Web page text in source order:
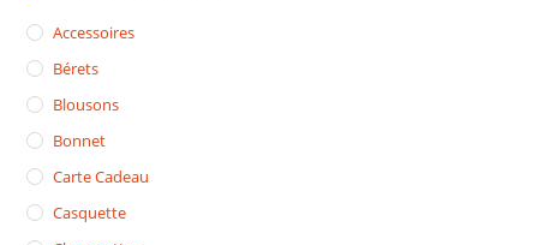
Accessoires
Bérets
Blousons
Bonnet
Carte Cadeau
Casquette